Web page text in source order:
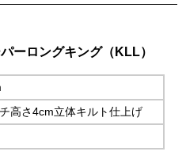
ーロングキング（KLL）
高さ4cm立体キルト仕上げ